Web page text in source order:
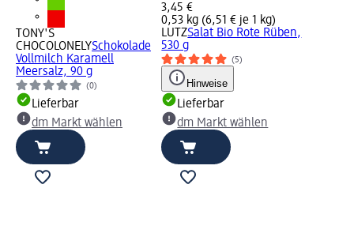
TONY'S
CHOCOLONELYSchokolade
Vollmilch Karamell
Meersalz, 90 g
(0)
Lieferbar
dm Markt wählen
3,45 €
0,53 kg (6,51 € je 1 kg)
LUTZSalat Bio Rote Rüben,
530 g
(5)
Hinweise
Lieferbar
dm Markt wählen